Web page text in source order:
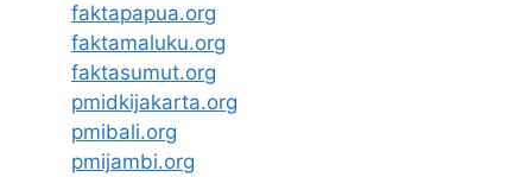
faktapapua.org
faktamaluku.org
faktasumut.org
pmidkijakarta.org
pmibali.org
pmijambi.org